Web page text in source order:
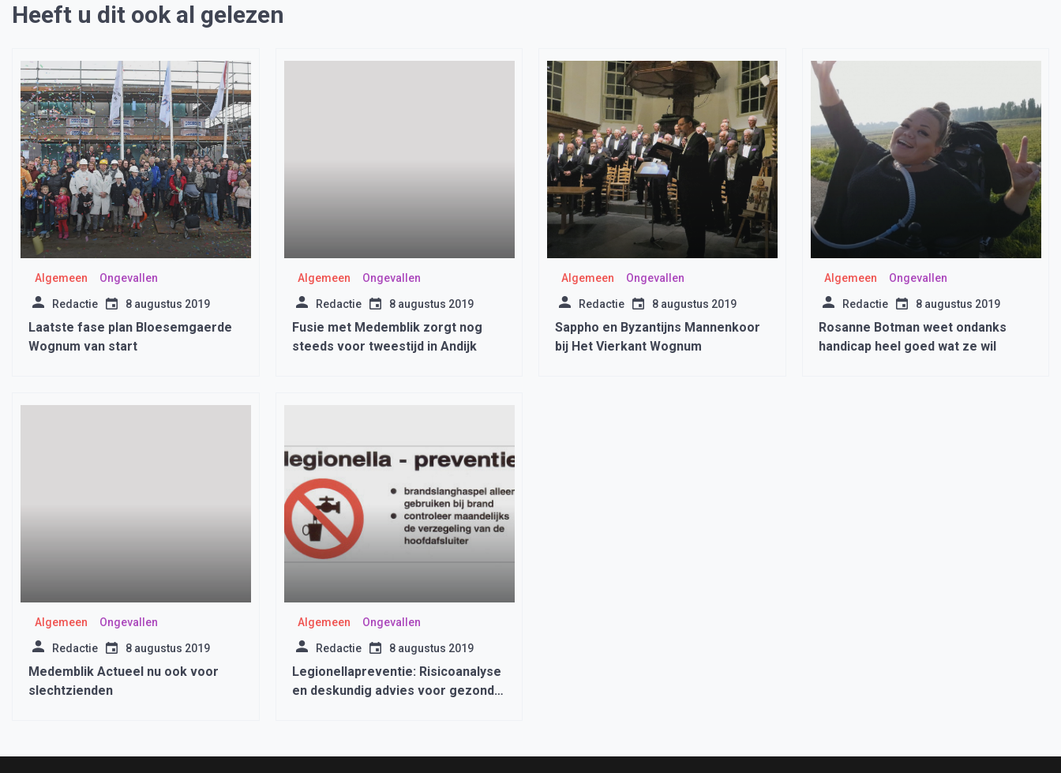
Heeft u dit ook al gelezen
Algemeen Ongevallen
Redactie 8 augustus 2019
Laatste fase plan Bloesemgaerde
Wognum van start
Algemeen Ongevallen
Redactie 8 augustus 2019
Fusie met Medemblik zorgt nog
steeds voor tweestijd in Andijk
Algemeen Ongevallen
Redactie 8 augustus 2019
Sappho en Byzantijns Mannenkoor
bij Het Vierkant Wognum
Algemeen Ongevallen
Redactie 8 augustus 2019
Rosanne Botman weet ondanks
handicap heel goed wat ze wil
Algemeen Ongevallen
Redactie 8 augustus 2019
Medemblik Actueel nu ook voor
slechtzienden
Algemeen Ongevallen
Redactie 8 augustus 2019
Legionellapreventie: Risicoanalyse
en deskundig advies voor gezonde